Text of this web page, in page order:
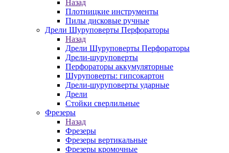
Назад
Плотницкие инструменты
Пилы дисковые ручные
Дрели Шуруповерты Перфораторы
Назад
Дрели Шуруповерты Перфораторы
Дрели-шуруповерты
Перфораторы аккумуляторные
Шуруповерты: гипсокартон
Дрели-шуруповерты ударные
Дрели
Стойки сверлильные
Фрезеры
Назад
Фрезеры
Фрезеры вертикальные
Фрезеры кромочные